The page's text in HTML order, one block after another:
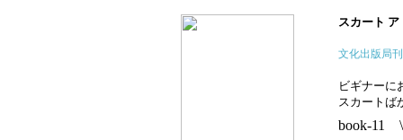
スカート
文化出版局刊
ビギナーに
スカートば
book-11